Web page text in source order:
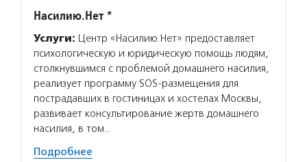
Насилию.Нет *
Услуги: Центр «Насилию.Нет» предоставляет
психологическую и юридическую помощь людям,
столкнувшимся с проблемой домашнего насилия,
реализует программу SOS-размещения для
пострадавших в гостиницах и хостелах Москвы,
развивает консультирование жертв домашнего
насилия, в том…
Подробнее